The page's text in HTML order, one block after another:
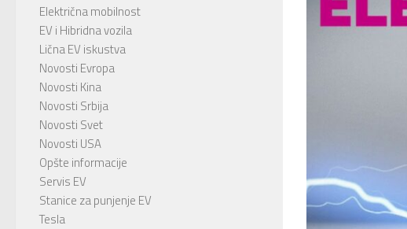
Električna mobilnost
EV i Hibridna vozila
Lična EV iskustva
Novosti Evropa
Novosti Kina
Novosti Srbija
Novosti Svet
Novosti USA
Opšte informacije
Servis EV
Stanice za punjenje EV
Tesla